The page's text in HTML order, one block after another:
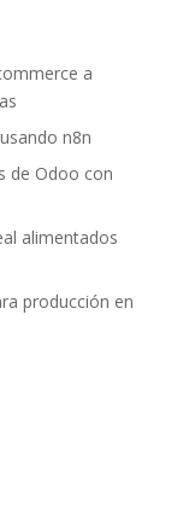
a
n8n
de Odoo con
alimentados
producción en